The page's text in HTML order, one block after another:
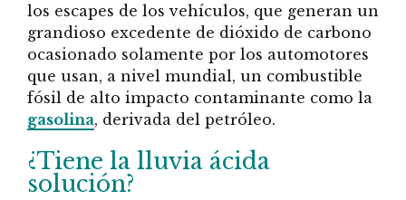
los escapes de los vehículos, que generan un
grandioso excedente de dióxido de carbono
ocasionado solamente por los automotores
que usan, a nivel mundial, un combustible
fósil de alto impacto contaminante como la
gasolina, derivada del petróleo.
¿Tiene la lluvia ácida
solución?